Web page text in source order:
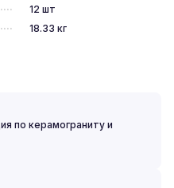
12 шт
18.33 кг
по керамограниту и